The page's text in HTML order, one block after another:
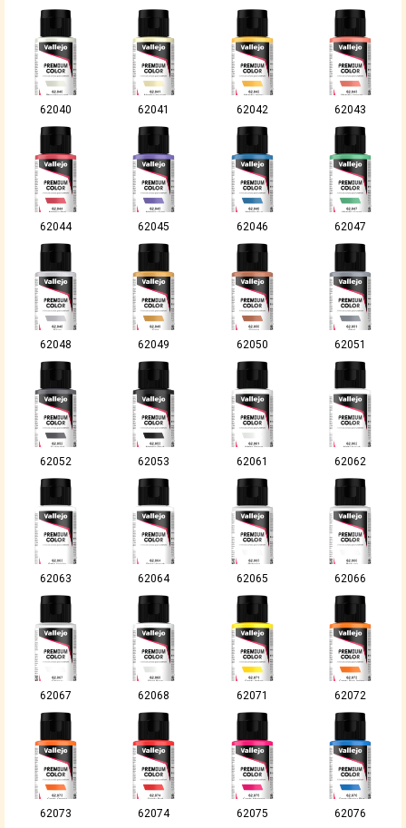
62040 62041 62042 62043
62044 62045 62046 62047
62048 62049 62050 62051
62052 62053 62061 62062
62063 62064 62065 62066
62067 62068 62071 62072
62073 62074 62075 62076